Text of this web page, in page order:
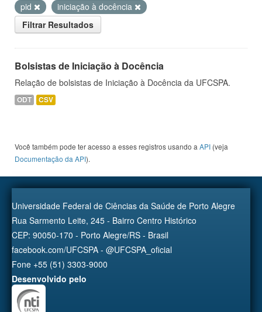
pid
iniciação à docência
Filtrar Resultados
Bolsistas de Iniciação à Docência
Relação de bolsistas de Iniciação à Docência da UFCSPA.
ODT CSV
Você também pode ter acesso a esses registros usando a API (veja
Documentação da API).
Universidade Federal de Ciências da Saúde de Porto Alegre
Rua Sarmento Leite, 245 - Bairro Centro Histórico
CEP: 90050-170 - Porto Alegre/RS - Brasil
facebook.com/UFCSPA - @UFCSPA_oficial
Fone +55 (51) 3303-9000
Desenvolvido pelo